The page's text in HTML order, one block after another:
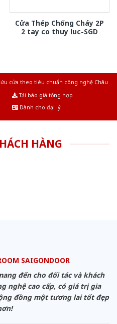
Cửa Thép Chống Cháy 2P
2 tay co thuy luc-SGD
cửa theo tiêu chuẩn công nghệ Châu
Tải báo giá tổng hợp
Dành cho đại lý
HÀNG
SAIGONDOOR
đến cho đối tác và khách
nghệ cao cấp, có giá trị gia
đồng một tương lai tốt đẹp